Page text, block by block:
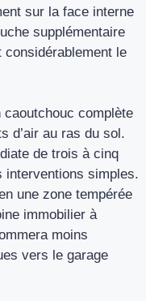
sur la face interne
supplémentaire
le
caoutchouc complète
d’air au ras du sol.
de trois à cinq
interventions simples.
une zone tempérée
immobilier à
moins
vers le garage